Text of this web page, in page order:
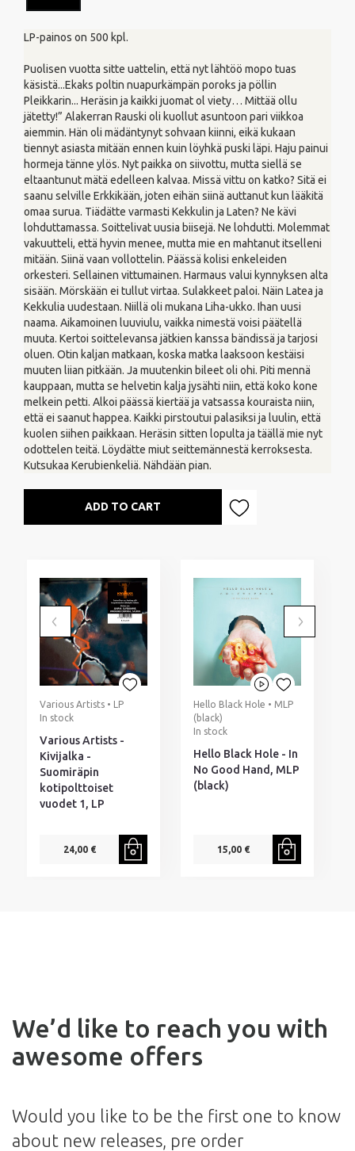
LP-painos on 500 kpl.
Puolisen vuotta sitte uattelin, että nyt lähtöö mopo tuas
käsistä...Ekaks poltin nuapurkämpän poroks ja pöllin
Pleikkarin... Heräsin ja kaikki juomat ol viety… Mittää ollu
jätetty!” Alakerran Rauski oli kuollut asuntoon pari viikkoa
aiemmin. Hän oli mädäntynyt sohvaan kiinni, eikä kukaan
tiennyt asiasta mitään ennen kuin löyhkä puski läpi. Haju painui
hormeja tänne ylös. Nyt paikka on siivottu, mutta siellä se
eltaantunut mätä edelleen kalvaa. Missä vittu on katko? Sitä ei
saanu selville Erkkikään, joten eihän siinä auttanut kun lääkitä
omaa surua. Tiädätte varmasti Kekkulin ja Laten? Ne kävi
lohduttamassa. Soittelivat uusia biisejä. Ne lohdutti. Molemmat
vakuutteli, että hyvin menee, mutta mie en mahtanut itselleni
mitään. Siinä vaan vollottelin. Päässä kolisi enkeleiden
orkesteri. Sellainen vittumainen. Harmaus valui kynnyksen alta
sisään. Mörskään ei tullut virtaa. Sulakkeet paloi. Näin Latea ja
Kekkulia uudestaan. Niillä oli mukana Liha-ukko. Ihan uusi
naama. Aikamoinen luuviulu, vaikka nimestä voisi päätellä
muuta. Kertoi soittelevansa jätkien kanssa bändissä ja tarjosi
oluen. Otin kaljan matkaan, koska matka laaksoon kestäisi
muuten liian pitkään. Ja muutenkin bileet oli ohi. Piti mennä
kauppaan, mutta se helvetin kalja jysähti niin, että koko kone
melkein petti. Alkoi päässä kiertää ja vatsassa kouraista niin,
että ei saanut happea. Kaikki pirstoutui palasiksi ja luulin, että
kuolen siihen paikkaan. Heräsin sitten lopulta ja täällä mie nyt
odottelen teitä. Löydätte miut seittemännestä kerroksesta.
Kutsukaa Kerubienkeliä. Nähdään pian.
ADD TO CART
Various Artists • LP
In stock
Various Artists -
Kivijalka -
Suomiräpin
kotipolttoiset
vuodet 1, LP
24,00 €
Hello Black Hole • MLP
(black)
In stock
Hello Black Hole - In
No Good Hand, MLP
(black)
15,00 €
We’d like to reach you with
awesome offers
Would you like to be the first one to know
about new releases, pre order